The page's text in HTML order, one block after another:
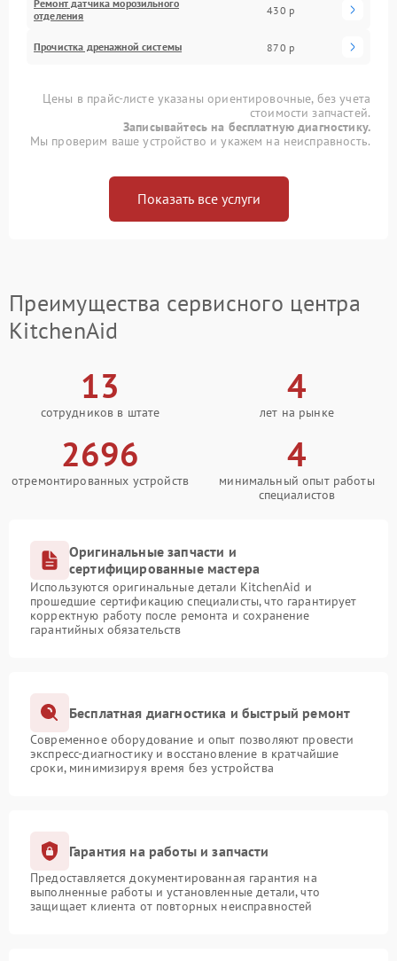
Ремонт датчика морозильного
отделения
430 р
Прочистка дренажной системы 870 р
Цены в прайс-листе указаны ориентировочные, без учета
стоимости запчастей.
Записывайтесь на бесплатную диагностику.
Мы проверим ваше устройство и укажем на неисправность.
Показать все услуги
Преимущества сервисного центра
KitchenAid
13
сотрудников в штате
4
лет на рынке
2696
отремонтированных устройств
4
минимальный опыт работы
специалистов
Оригинальные запчасти и
сертифицированные мастера
Используются оригинальные детали KitchenAid и
прошедшие сертификацию специалисты, что гарантирует
корректную работу после ремонта и сохранение
гарантийных обязательств
Бесплатная диагностика и быстрый ремонт
Современное оборудование и опыт позволяют провести
экспресс-диагностику и восстановление в кратчайшие
сроки, минимизируя время без устройства
Гарантия на работы и запчасти
Предоставляется документированная гарантия на
выполненные работы и установленные детали, что
защищает клиента от повторных неисправностей